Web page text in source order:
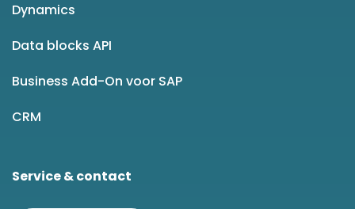
Dynamics
Data blocks API
Business Add-On voor SAP
CRM
Service & contact